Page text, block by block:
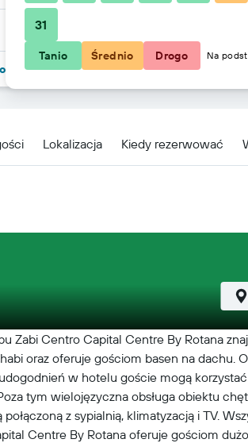
Capital Centre)
Lokalizacja Kiedy rezerwować
Zabi Centro Capital Centre By Rotana
oraz oferuje gościom basen na dachu.
w hotelu goście mogą
tym wielojęzyczna obsługa obiektu
połączoną z sypialnią, klimatyzacją i TV.
Centre By Rotana oferuje gościom
31
Tanio Średnio Drogo Na